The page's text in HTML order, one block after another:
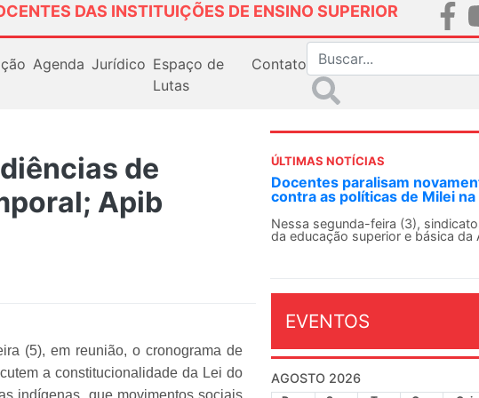
DAS INSTITUIÇÕES DE ENSINO SUPERIOR
Agenda Jurídico Espaço de
Lutas
Contato
de
Apib
(5), em reunião, o cronograma de
a constitucionalidade da Lei do
indígenas, que movimentos sociais
ÚLTIMAS NOTÍCIAS
ANDES-SN convoca
Solidariedade
13 de agosto
O ANDES-SN conclama suas
EVENTOS